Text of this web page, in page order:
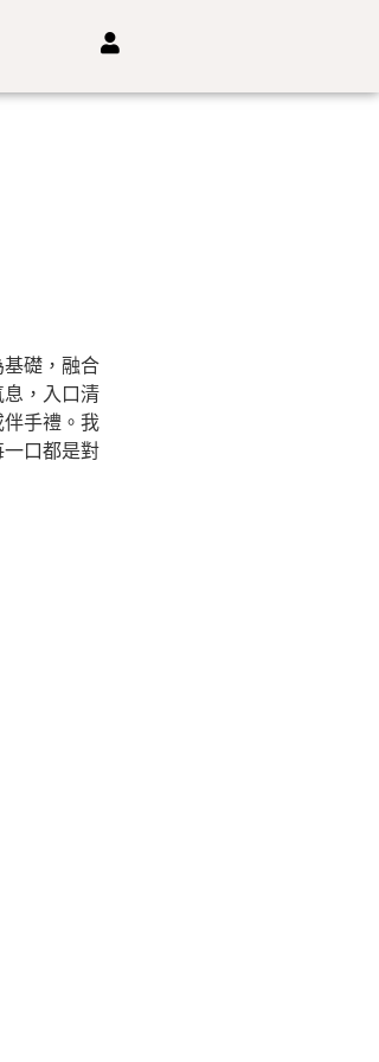
礎，融合
，入口清
手禮。我
口都是對